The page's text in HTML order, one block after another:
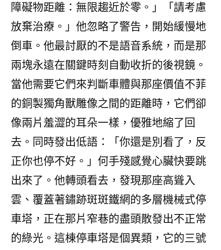
障礙物距離：無限趨近於零。」「請考慮
放棄治療。」他忽略了警告，開始緩慢地
倒車。他最討厭的不是語音系統，而是那
兩塊永遠在關鍵時刻自動收折的後視鏡。
當他需要它們來判斷車體與那座價值不菲
的銅製獨角獸雕像之間的距離時，它們卻
像兩片羞澀的耳朵一樣，優雅地縮了回
去。同時發出低語：「你還是別看了，反
正你也停不好。」何手殘感覺心臟快要跳
出來了。他轉頭看去，發現那座高聳入
雲、覆蓋著鏽跡斑斑鐵網的多層機械式停
車塔，正在那片窄巷的盡頭散發出不正常
的綠光。這棟停車塔是個異類，它的三號